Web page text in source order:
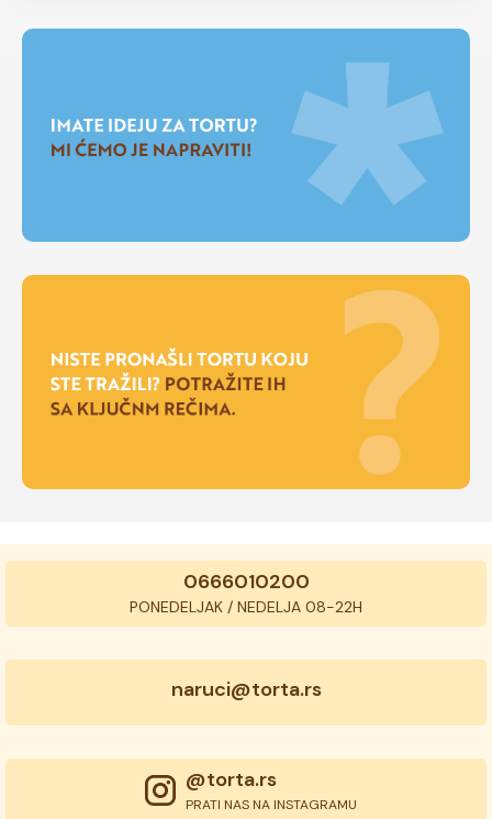
0666010200
PONEDELJAK / NEDELJA 08-22H
naruci@torta.rs
@torta.rs
PRATI NAS NA INSTAGRAMU